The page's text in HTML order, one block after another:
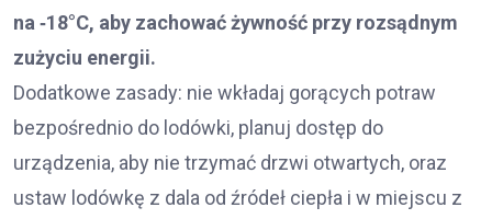
na ‑18°C, aby zachować żywność przy rozsądnym
zużyciu energii.
Dodatkowe zasady: nie wkładaj gorących potraw
bezpośrednio do lodówki, planuj dostęp do
urządzenia, aby nie trzymać drzwi otwartych, oraz
ustaw lodówkę z dala od źródeł ciepła i w miejscu z